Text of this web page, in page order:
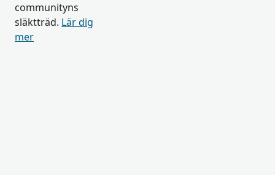
communityns
släktträd. Lär dig
mer